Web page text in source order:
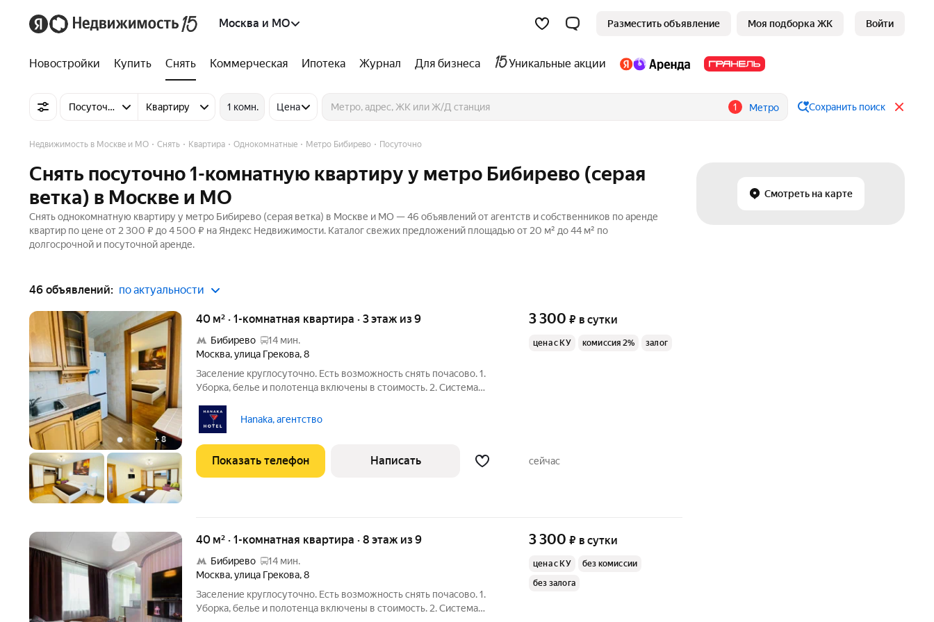
Москва и МО Разместить объявление Моя подборка ЖК Войти
Новостройки Купить Снять Коммерческая Ипотека Журнал Для бизнеса Уникальные акции
Посуточно Квартиру 1 комн. Цена 1 Метро Сохранить поиск
Смотреть на карте
Недвижимость в Москве и МО Снять Квартира Однокомнатные Метро Бибирево Посуточно
Снять посуточно 1-комнатную квартиру у метро Бибирево (серая
ветка) в Москве и МО
Снять однокомнатную квартиру у метро Бибирево (серая ветка) в Москве и МО — 46 объявлений от агентств и собственников по аренде
квартир по цене от 2 300 ₽ до 4 500 ₽ на Яндекс Недвижимости. Каталог свежих предложений площадью от 20 м² до 44 м² по
долгосрочной и посуточной аренде.
46 объявлений: по актуальности
+8
40 м² · 1-комнатная квартира · 3 этаж из 9
Бибирево
14 мин.
Москва,улица Грекова,8
Заселение круглосуточно. Есть возможность снять почасово. 1.
Уборка, белье и полотенца включены в стоимость. 2. Система
в квартире (оборудованная кухня, посуда, все для приготовления
Hanaka, агентство
3 300 ₽ в сутки
цена с КУ комиссия 2% залог
Показать телефон Написать сейчас
40 м² · 1-комнатная квартира · 8 этаж из 9
Бибирево
14 мин.
Москва,улица Грекова,8
Заселение круглосуточно. Есть возможность снять почасово. 1.
Уборка, белье и полотенца включены в стоимость. 2. Система
3 300 ₽ в сутки
цена с КУ
без комиссии
без залога